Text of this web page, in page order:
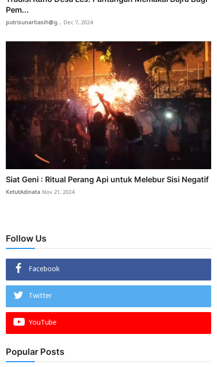
Pem...
putrisunartiasih@g... Dec 7, 2024
Siat Geni : Ritual Perang Api untuk Melebur Sisi Negatif
KetutAdinata Nov 21, 2024
Follow Us
Facebook
Twitter
YouTube
Popular Posts